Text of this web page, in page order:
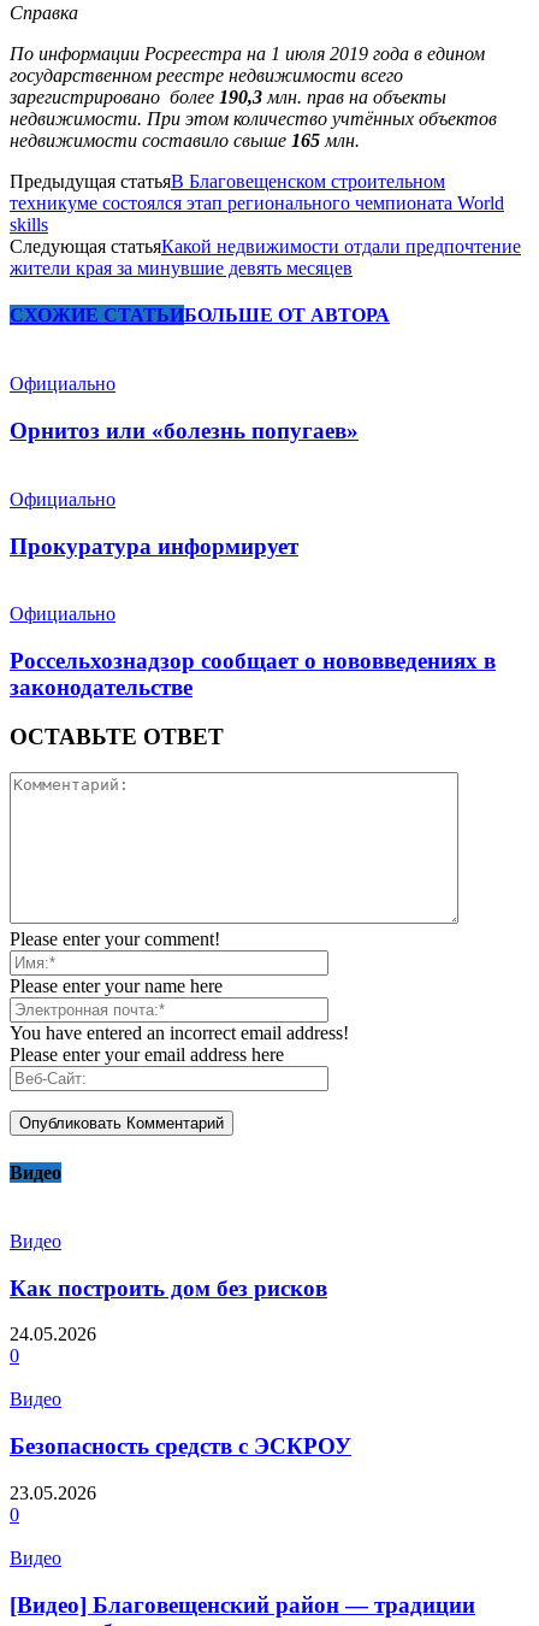
Справка
По информации Росреестра на 1 июля 2019 года в едином
государственном реестре недвижимости всего
зарегистрировано более 190,3 млн. прав на объекты
недвижимости. При этом количество учтённых объектов
недвижимости составило свыше 165 млн.
Предыдущая статьяВ Благовещенском строительном
техникуме состоялся этап регионального чемпионата World
skills
Следующая статьяКакой недвижимости отдали предпочтение
жители края за минувшие девять месяцев
СХОЖИЕ СТАТЬИБОЛЬШЕ ОТ АВТОРА
Официально
Орнитоз или «болезнь попугаев»
Официально
Прокуратура информирует
Официально
Россельхознадзор сообщает о нововведениях в
законодательстве
ОСТАВЬТЕ ОТВЕТ
Please enter your comment!
Please enter your name here
You have entered an incorrect email address!
Please enter your email address here
Видео
Видео
Как построить дом без рисков
24.05.2026
0
Видео
Безопасность средств с ЭСКРОУ
23.05.2026
0
Видео
[Видео] Благовещенский район — традиции